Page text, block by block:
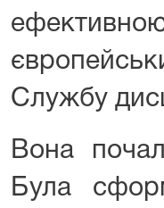
Службу
Вона
Була